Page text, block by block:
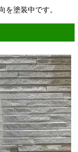
を塗装中です。